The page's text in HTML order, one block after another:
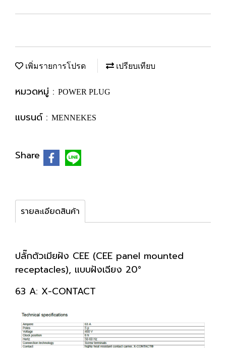
เพิ่มรายการโปรด เปรียบเทียบ
หมวดหมู่ : POWER PLUG
แบรนด์ : MENNEKES
Share
รายละเอียดสินค้า
ปลั๊กตัวเมียฝัง CEE (CEE panel mounted
receptacles), แบบฝังเฉียง 20°
63 A: X-CONTACT